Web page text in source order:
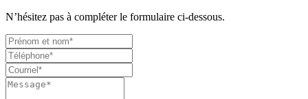
N’hésitez pas à compléter le formulaire ci-dessous.